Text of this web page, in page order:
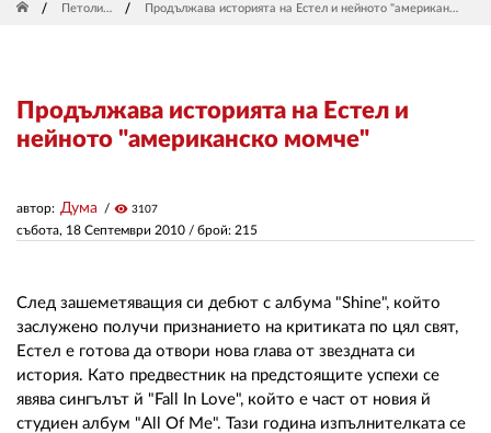
Петолиния Продължава историята на Естел и нейното "американско момче"
Продължава историята на Естел и
нейното "американско момче"
събота, 18 Септември 2010 / брой: 215
автор: Дума visibility 3107
След зашеметяващия си дебют с албума "Shine", който
заслужено получи признанието на критиката по цял свят,
Естел е готова да отвори нова глава от звездната си
история. Като предвестник на предстоящите успехи се
явява сингълът й "Fall In Love", който е част от новия й
студиен албум "All Of Me". Тази година изпълнителката се
ДРУГИ
АВТОРИ
КОНТАКТИ
РЕКЛАМА
АБОНАМЕНТ